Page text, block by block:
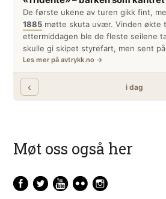
Møt oss også her